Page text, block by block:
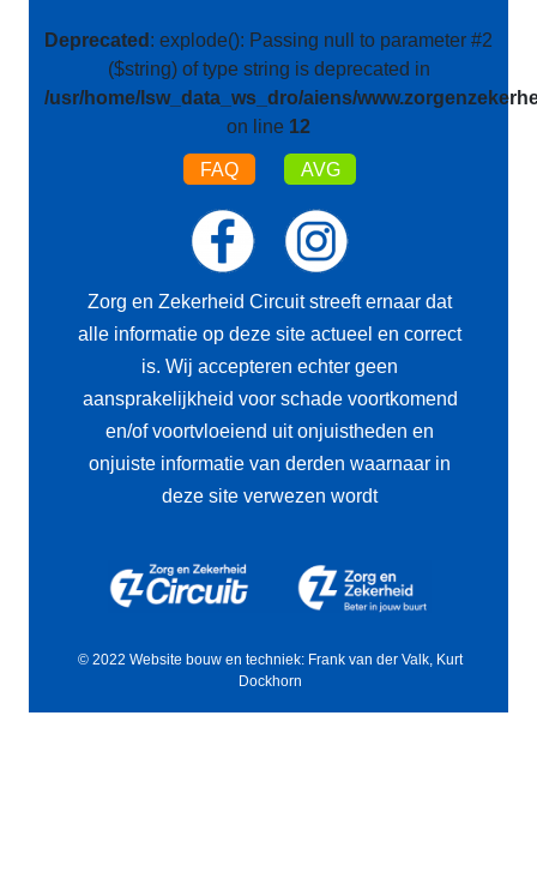
Deprecated : explode(): Passing null to parameter #2
($string) of type string is deprecated in
/usr/home/lsw_data_ws_dro/aiens/
on line 12
FAQ AVG
Zorg en Zekerheid Circuit streeft ernaar dat
alle informatie op deze site actueel en correct
is. Wij accepteren echter geen
aansprakelijkheid voor schade voortkomend
en/of voortvloeiend uit onjuistheden en
onjuiste informatie van derden waarnaar in
deze site verwezen wordt
© 2022 Website bouw en techniek: Frank van der Valk, Kurt
Dockhorn